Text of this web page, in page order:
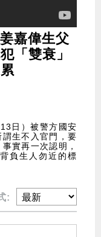
嘉偉生父
「雙衰」
日）被警方國安
生不入官門，要
實再一次認明，
負生人勿近的標
: